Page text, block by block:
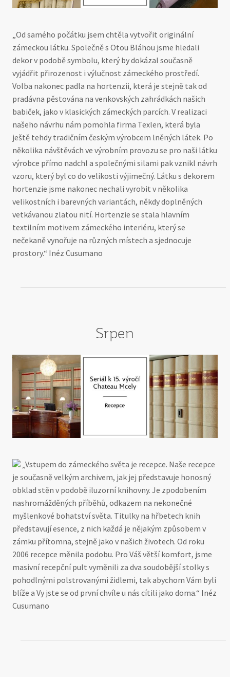
„Od samého počátku jsem chtěla vytvořit originální
zámeckou látku. Společně s Otou Bláhou jsme hledali
dekor v podobě symbolu, který by dokázal současně
vyjádřit přirozenost i výlučnost zámeckého prostředí.
Volba nakonec padla na hortenzii, která je stejně tak od
pradávna pěstována na venkovských zahrádkách našich
babiček, jako v klasických zámeckých parcích. V realizaci
našeho návrhu nám pomohla firma Texlen, která byla
ještě tehdy tradičním českým výrobcem lněných látek. Po
několika návštěvách ve výrobním provozu se pro naši látku
výrobce přímo nadchl a společnými silami pak vznikl návrh
vzoru, který byl co do velikosti výjimečný. Látku s dekorem
hortenzie jsme nakonec nechali vyrobit v několika
velikostních i barevných variantách, někdy doplněných
vetkávanou zlatou nití. Hortenzie se stala hlavním
textilním motivem zámeckého interiéru, který se
nečekaně vynořuje na různých místech a sjednocuje
prostory.“ Inéz Cusumano
Srpen
„Vstupem do zámeckého světa je recepce. Naše recepce
je současně velkým archivem, jak jej představuje honosný
obklad stěn v podobě iluzorní knihovny. Je zpodobením
nashromážděných příběhů, odkazem na nekonečné
myšlenkové bohatství světa. Titulky na hřbetech knih
představují esence, z nich každá je nějakým způsobem v
zámku přítomna, stejně jako v našich životech. Od roku
2006 recepce měnila podobu. Pro Váš větší komfort, jsme
masivní recepční pult vyměnili za dva soudobější stolky s
pohodlnými polstrovanými židlemi, tak abychom Vám byli
blíže a Vy jste se od první chvíle u nás cítili jako doma.“ Inéz
Cusumano